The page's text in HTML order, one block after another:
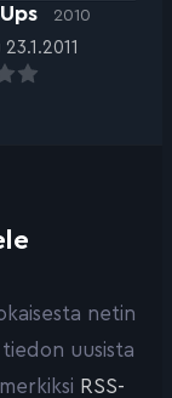
2010
netin
uusista
RSS-